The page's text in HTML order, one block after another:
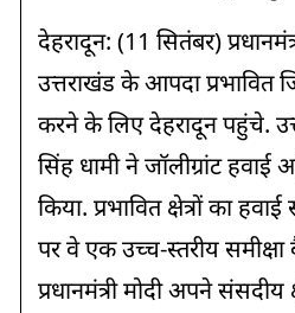
पूर्वांचल में फिर बरसेंगे बादल, लखनऊ-
07:00 AM
दिल्ली-एनसीआर में छह दिन से बरसात
परेशान
देहरादून: (11 सितंबर)
उत्तराखंड के आपदा प्रभावित
करने के लिए देहरादून पहुंचे.
सिंह धामी ने जॉलीग्रांट हवाई
किया. प्रभावित क्षेत्रों का
पर वे एक उच्च-स्तरीय
प्रधानमंत्री मोदी अपने संसदीय